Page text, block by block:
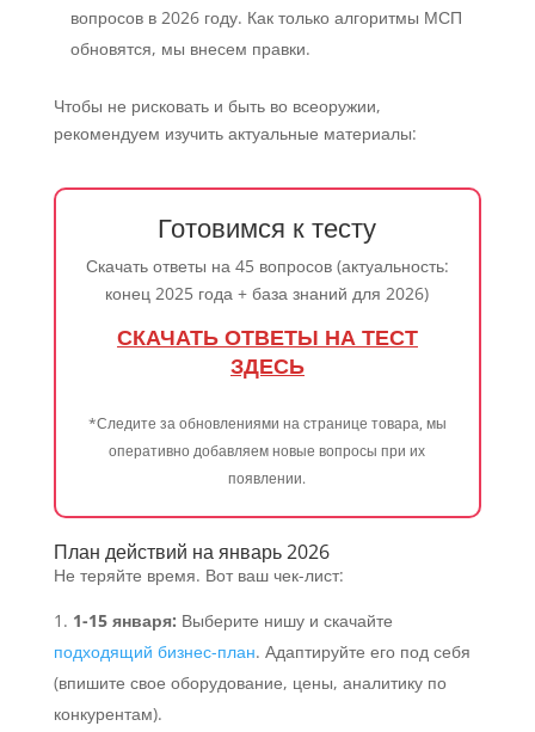
вопросов в 2026 году. Как только алгоритмы МСП
обновятся, мы внесем правки.
Чтобы не рисковать и быть во всеоружии,
рекомендуем изучить актуальные материалы:
Готовимся к тесту
Скачать ответы на 45 вопросов (актуальность:
конец 2025 года + база знаний для 2026)
СКАЧАТЬ ОТВЕТЫ НА ТЕСТ
ЗДЕСЬ
*Следите за обновлениями на странице товара, мы
оперативно добавляем новые вопросы при их
появлении.
План действий на январь 2026
Не теряйте время. Вот ваш чек-лист:
1-15 января: Выберите нишу и скачайте
подходящий бизнес-план. Адаптируйте его под себя
(впишите свое оборудование, цены, аналитику по
конкурентам).